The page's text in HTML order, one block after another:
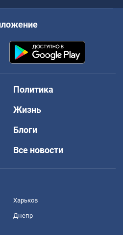
Политика
Жизнь
Блоги
Все новости
Харьков
Днепр